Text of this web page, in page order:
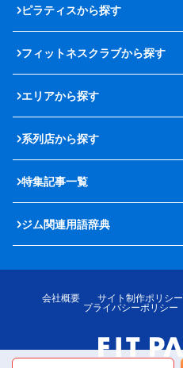
ピラティスから探す
フィットネスクラブから探す
エリアから探す
系列店から探す
特集記事一覧
ジム関連用語辞典
会社概要 サイト制作ポリシー
プライバシーポリシー